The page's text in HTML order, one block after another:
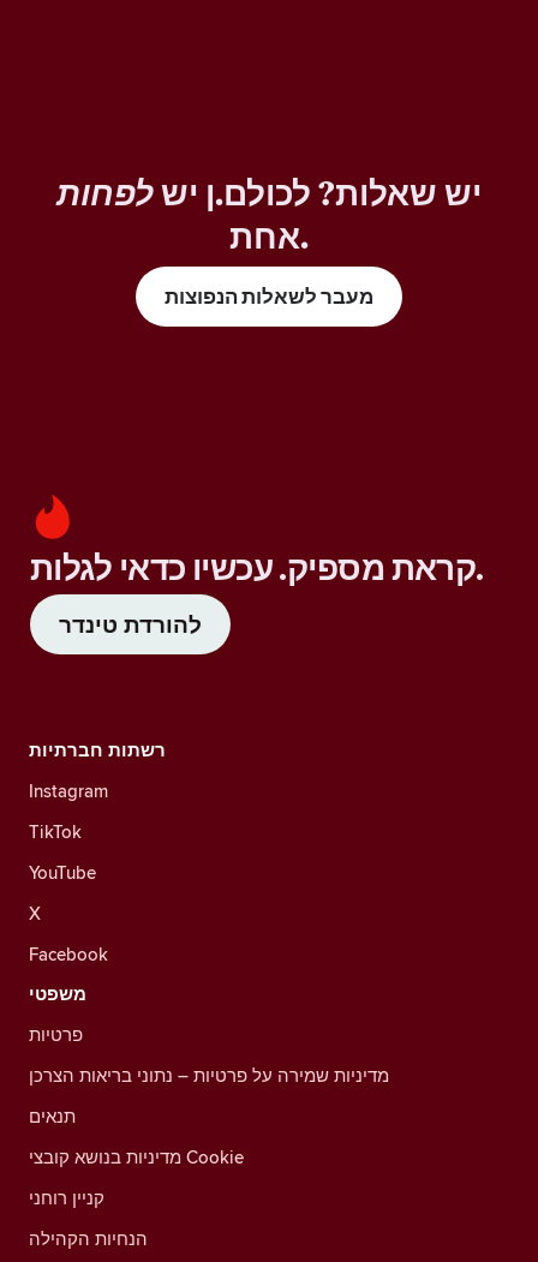
יש שאלות? לכולם.ן ישלפחות
אחת.
מעבר לשאלות הנפוצות
קראת מספיק. עכשיו כדאי לגלות.
להורדת טינדר
רשתות חברתיות
Instagram
TikTok
YouTube
X
Facebook
משפטי
פרטיות
מדיניות שמירה על פרטיות – נתוני בריאות הצרכן
תנאים
מדיניות בנושא קובצי Cookie
קניין רוחני
הנחיות הקהילה